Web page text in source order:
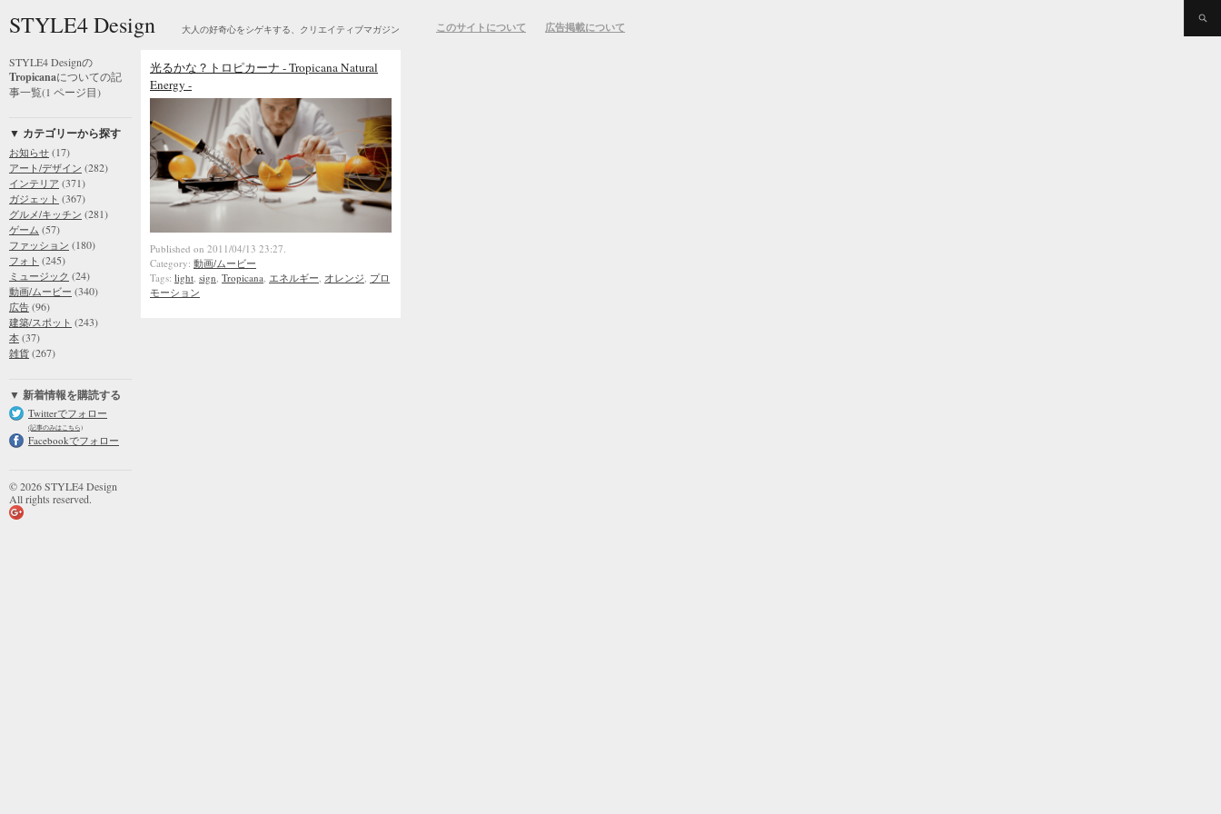
STYLE4 Design 大人の好奇心をシゲキする、クリエイティブマガジン このサイトについて 広告掲載について
STYLE4 Designの
Tropicanaについての記
事一覧(1 ページ目)
▼ カテゴリーから探す
お知らせ (17)
アート/デザイン (282)
インテリア (371)
ガジェット (367)
グルメ/キッチン (281)
ゲーム (57)
ファッション (180)
フォト (245)
ミュージック (24)
動画/ムービー (340)
広告 (96)
建築/スポット (243)
本 (37)
雑貨 (267)
▼ 新着情報を購読する
Twitterでフォロー
(記事のみはこちら)
Facebookでフォロー
© 2026 STYLE4 Design
All rights reserved.
光るかな？トロピカーナ - Tropicana Natural
Energy -
Published on 2011/04/13 23:27.
Category: 動画/ムービー
Tags: light sign Tropicana エネルギー オレンジ プロ
モーション